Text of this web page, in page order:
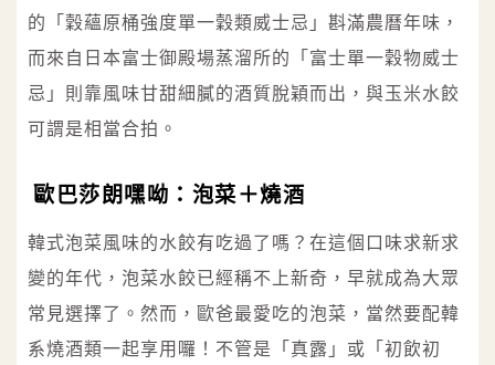
的「穀蘊原桶強度單一穀類威士忌」斟滿農曆年味，
而來自日本富士御殿場蒸溜所的「富士單一穀物威士
忌」則靠風味甘甜細膩的酒質脫穎而出，與玉米水餃
可謂是相當合拍。
歐巴莎朗嘿呦：泡菜＋燒酒
韓式泡菜風味的水餃有吃過了嗎？在這個口味求新求
變的年代，泡菜水餃已經稱不上新奇，早就成為大眾
常見選擇了。然而，歐爸最愛吃的泡菜，當然要配韓
系燒酒類一起享用囉！不管是「真露」或「初飲初